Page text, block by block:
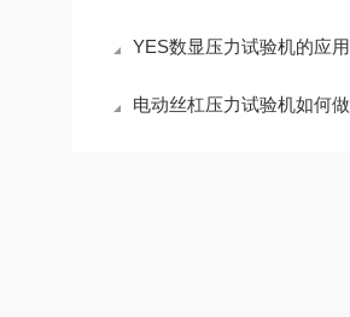
YES数显压力试验机的应用及测试材料
电动丝杠压力试验机如何做日常维护